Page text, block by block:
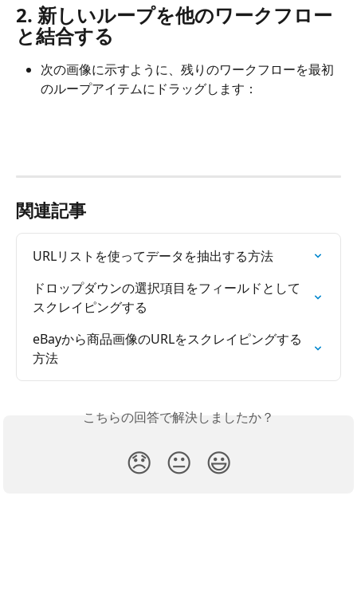
2. 新しいループを他のワークフロー
と結合する
次の画像に示すように、残りのワークフローを最初
のループアイテムにドラッグします：
関連記事
URLリストを使ってデータを抽出する方法
ドロップダウンの選択項目をフィールドとして
スクレイピングする
eBayから商品画像のURLをスクレイピングする
方法
こちらの回答で解決しましたか？
😞 😐 😃